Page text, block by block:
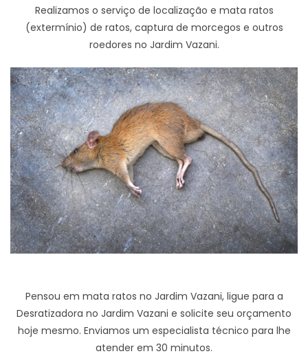
Realizamos o serviço de localização e mata ratos
(extermínio) de ratos, captura de morcegos e outros
roedores no Jardim Vazani.
Pensou em mata ratos no Jardim Vazani, ligue para a
Desratizadora no Jardim Vazani e solicite seu orçamento
hoje mesmo. Enviamos um especialista técnico para lhe
atender em 30 minutos.